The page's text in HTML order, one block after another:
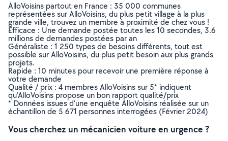
AlloVoisins partout en France : 35 000 communes
représentées sur AlloVoisins, du plus petit village à la plus
grande ville, trouvez un membre à proximité de chez vous !
Efficace : Une demande postée toutes les 10 secondes, 3.6
millions de demandes postées par an
Généraliste : 1 250 types de besoins différents, tout est
possible sur AlloVoisins, du plus petit besoin aux plus grands
projets.
Rapide : 10 minutes pour recevoir une première réponse à
votre demande
Qualité / prix : 4 membres AlloVoisins sur 5* indiquent
qu’AlloVoisins propose un bon rapport qualité/prix
* Données issues d’une enquête AlloVoisins réalisée sur un
échantillon de 5 671 personnes interrogées (Février 2024)
Vous cherchez un mécanicien voiture en urgence ?